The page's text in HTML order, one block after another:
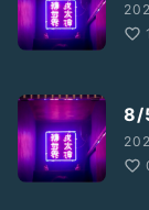
8/